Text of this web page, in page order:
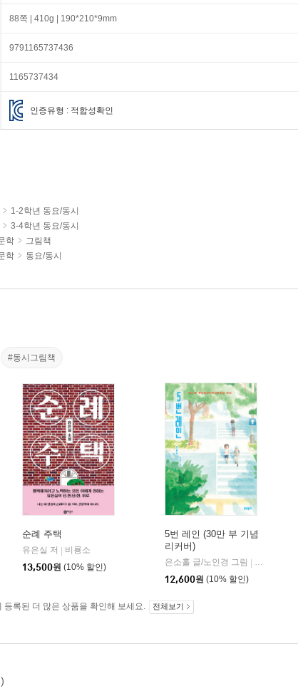
88쪽 | 410g | 190*210*9mm
9791165737436
1165737434
인증유형 : 적합성확인
1-2학년 동요/동시
3-4학년 동요/동시
학
그림책
학 동요/동시
#동시그림책
순례 주택
유은실 저
비룡소
13,500원 (10% 할인)
5번 레인 (30만 부 기념
리커버)
은소홀 글/노인경 그림
문학동네
12,600원 (10% 할인)
등록된 더 많은 상품을 확인해 보세요. 전체보기